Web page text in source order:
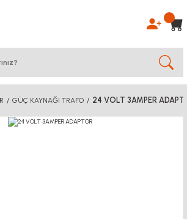
GÜÇ KAYNAĞI TRAFO 24 VOLT 3AMPER